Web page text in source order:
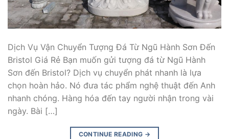
Dịch Vụ Vận Chuyển Tượng Đá Từ Ngũ Hành Sơn Đến
Bristol Giá Rẻ Bạn muốn gửi tượng đá từ Ngũ Hành
Sơn đến Bristol? Dịch vụ chuyển phát nhanh là lựa
chọn hoàn hảo. Nó đưa tác phẩm nghệ thuật đến Anh
nhanh chóng. Hàng hóa đến tay người nhận trong vài
ngày. Bài […]
CONTINUE READING →